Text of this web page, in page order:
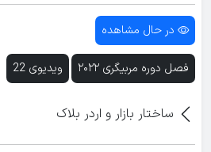
در حال مشاهده
فصل دوره مربیگری ۲۰۲۲ ویدیوی 22
ساختار بازار و اردر بلاک